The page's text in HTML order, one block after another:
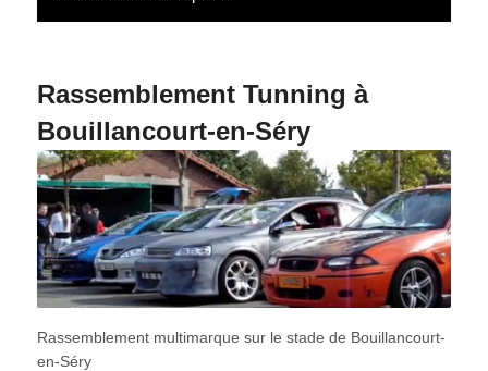
Rassemblement Tunning à
Bouillancourt-en-Séry
Rassemblement multimarque sur le stade de Bouillancourt-
en-Séry